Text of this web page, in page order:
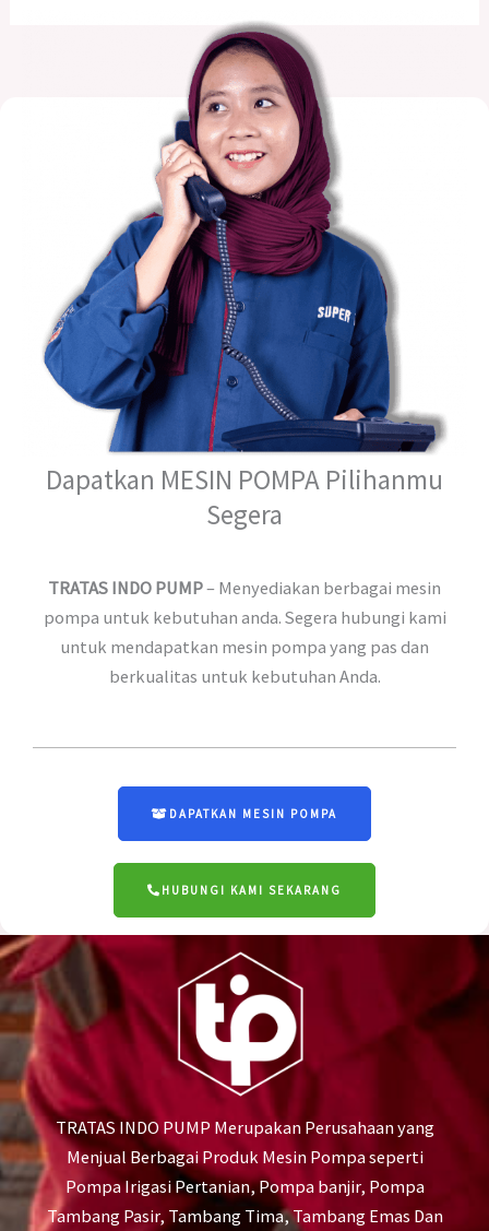
Dapatkan MESIN POMPA Pilihanmu
Segera
TRATAS INDO PUMP– Menyediakan berbagai mesin
pompa untuk kebutuhan anda. Segera hubungi kami
untuk mendapatkan mesin pompa yang pas dan
berkualitas untuk kebutuhan Anda.
DAPATKAN MESIN POMPA
HUBUNGI KAMI SEKARANG
TRATAS INDO PUMP Merupakan Perusahaan yang
Menjual Berbagai Produk Mesin Pompa seperti
Pompa Irigasi Pertanian, Pompa banjir, Pompa
Tambang Pasir, Tambang Tima, Tambang Emas Dan